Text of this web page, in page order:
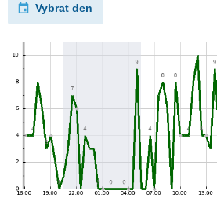
Vybrat den